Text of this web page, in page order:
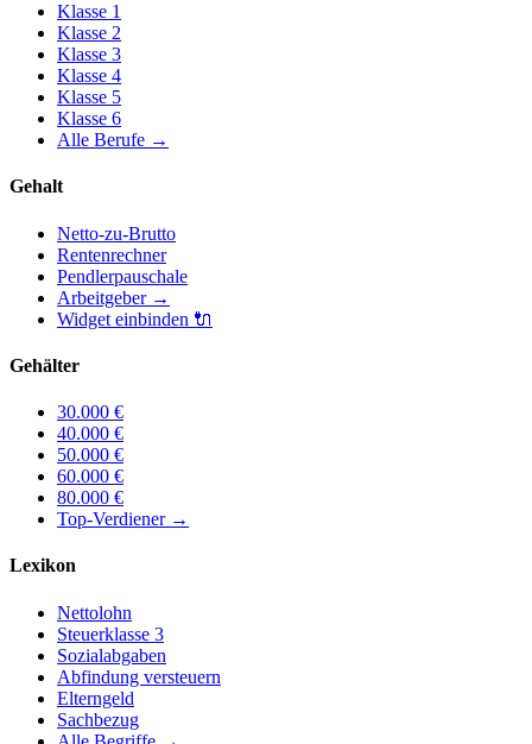
Klasse 1
Klasse 2
Klasse 3
Klasse 4
Klasse 5
Klasse 6
Alle Berufe →
Gehalt
Netto-zu-Brutto
Rentenrechner
Pendlerpauschale
Arbeitgeber→
Widget einbinden 🔌
Gehälter
30.000 €
40.000 €
50.000 €
60.000 €
80.000 €
Top-Verdiener→
Lexikon
Nettolohn
Steuerklasse 3
Sozialabgaben
Abfindung versteuern
Elterngeld
Sachbezug